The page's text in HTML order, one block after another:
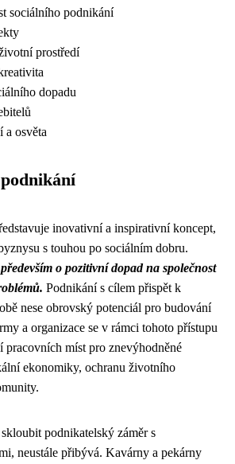
sociálního podnikání
prostředí
dopadu
a osvěta
inovativní a inspirativní koncept,
s touhou po sociálním dobru.
o pozitivní dopad na společnost
Podnikání s cílem přispět k
nese obrovský potenciál pro budování
a organizace se v rámci tohoto přístupu
pracovních míst pro znevýhodněné
ekonomiky, ochranu životního
podnikatelský záměr s
neustále přibývá. Kavárny a pekárny